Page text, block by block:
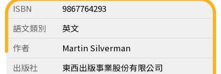
ISBN
9867764293
語文類別
英文
作者
Martin Silverman
出版社
東西出版事業股份有限公司